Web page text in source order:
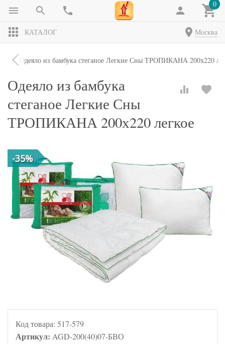
0
КАТАЛОГ Москва
Одеяло из бамбука стеганое Легкие Сны ТРОПИКАНА 200х220
Одеяло из бамбука
стеганое Легкие Сны
ТРОПИКАНА 200х220 легкое
-35%
Код товара: 517-579
Артикул: AGD-200(40)07-БВО